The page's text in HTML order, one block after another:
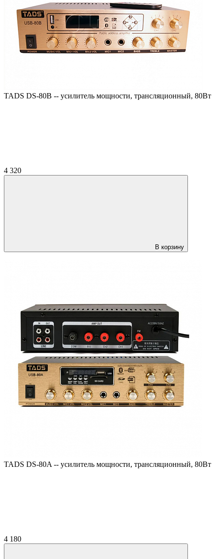
TADS DS-80B -- усилитель мощности, трансляционный, 80Вт
4 320
В корзину
TADS DS-80A -- усилитель мощности, трансляционный, 80Вт
4 180